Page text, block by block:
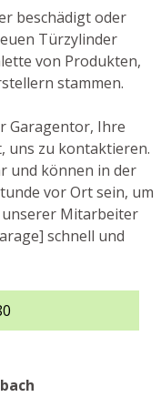
beschädigt oder
Türzylinder
von Produkten,
stammen.
Garagentor, Ihre
uns zu kontaktieren.
und können in der
vor Ort sein, um
unserer Mitarbeiter
schnell und